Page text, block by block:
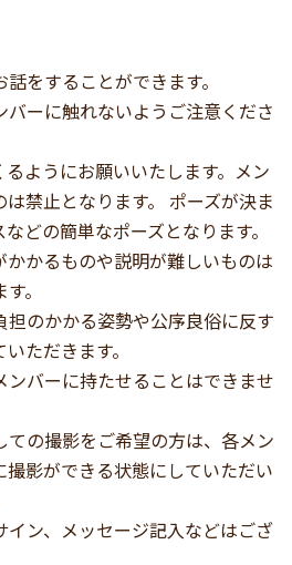
をすることができます。
バーに触れないようご注意くださ
るようにお願いいたします。メン
禁止となります。 ポーズが決ま
どの簡単なポーズとなります。
かかるものや説明が難しいものは
。
担のかかる姿勢や公序良俗に反す
ただきます。
ンバーに持たせることはできませ
ての撮影をご希望の方は、各メン
影ができる状態にしていただい
イン、メッセージ記入などはござ